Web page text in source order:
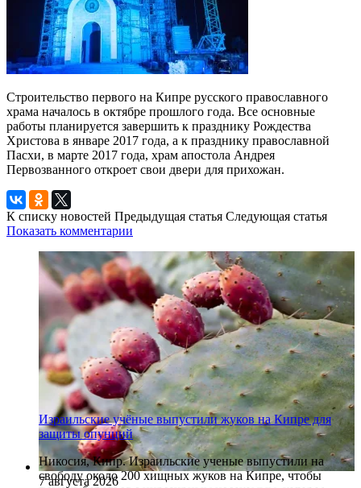
Строительство первого на Кипре русского православного
храма началось в октябре прошлого года. Все основные
работы планируется завершить к празднику Рождества
Христова в январе 2017 года, а к празднику православной
Пасхи, в марте 2017 года, храм апостола Андрея
Первозванного откроет свои двери для прихожан.
К списку новостей Предыдущая статья Следующая статья
Показать комментарии
7 августа 2026
Израильские учёные выпустили жуков на Кипре для
защиты опунций
Никосия, Кипр. Израильские ученые выпустили на
свободу около 200 хищных жуков на Кипре, чтобы